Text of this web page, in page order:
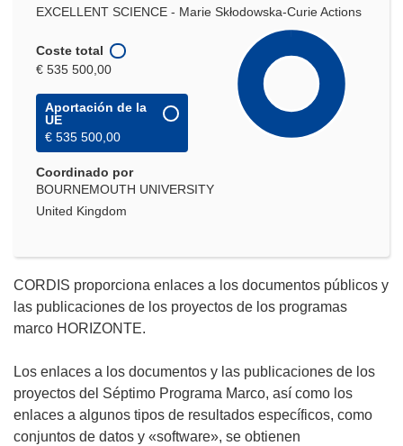
EXCELLENT SCIENCE - Marie Skłodowska-Curie Actions
Coste total
€ 535 500,00
Aportación de la
UE
€ 535 500,00
Coordinado por
BOURNEMOUTH UNIVERSITY
United Kingdom
CORDIS proporciona enlaces a los documentos públicos y
las publicaciones de los proyectos de los programas
marco HORIZONTE.
Los enlaces a los documentos y las publicaciones de los
proyectos del Séptimo Programa Marco, así como los
enlaces a algunos tipos de resultados específicos, como
conjuntos de datos y «software», se obtienen